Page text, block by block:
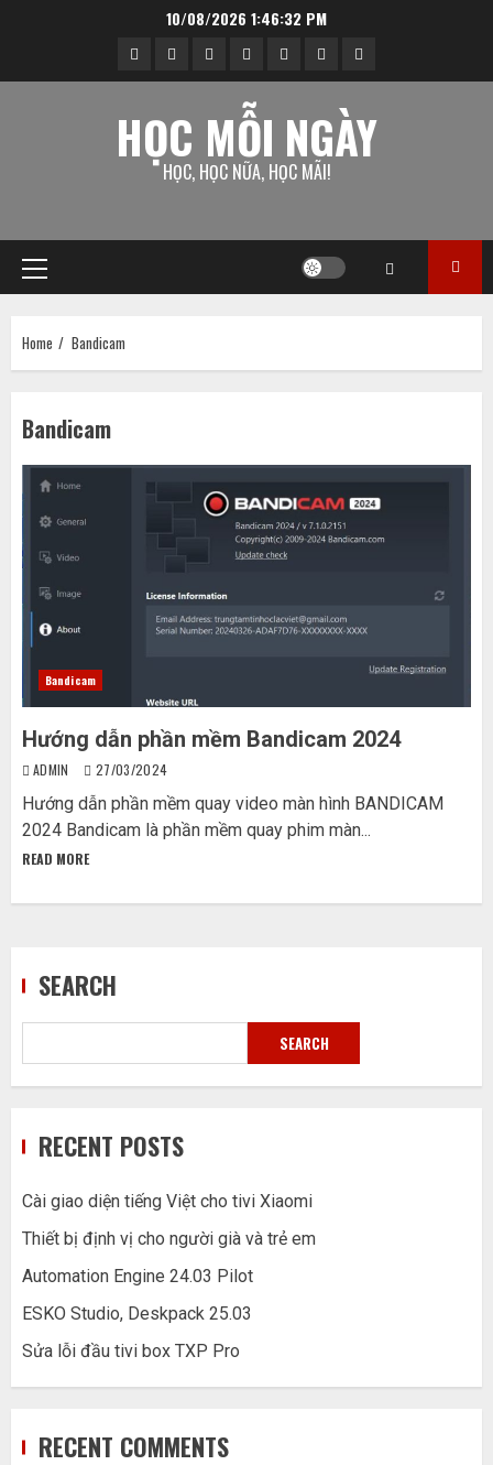
10/08/2026 1:46:32 PM
facebooktwitterok.rulinkedininstagram
tumblrreddit
HỌC MỖI NGÀY
HỌC, HỌC NỮA, HỌC MÃI!
Primary
Menu
Home Bandicam
Bandicam
Bandicam
Hướng dẫn phần mềm Bandicam 2024
ADMIN 27/03/2024
Hướng dẫn phần mềm quay video màn hình BANDICAM
2024 Bandicam là phần mềm quay phim màn...
READ MORE
SEARCH
SEARCH
RECENT POSTS
Cài giao diện tiếng Việt cho tivi Xiaomi
Thiết bị định vị cho người già và trẻ em
Automation Engine 24.03 Pilot
ESKO Studio, Deskpack 25.03
Sửa lỗi đầu tivi box TXP Pro
RECENT COMMENTS